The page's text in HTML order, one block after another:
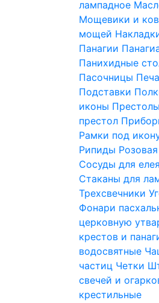
лампадное
Мощевики и
мощей
Панагии
Панихидные
Пасочницы
Подставки
иконы
престол
Рамки под
Рипиды
Сосуды для елея
Стаканы для
Трехсвечники
Фонари
церковную
крестов и
водосвятные
частиц Четки
свечей и
крестильные